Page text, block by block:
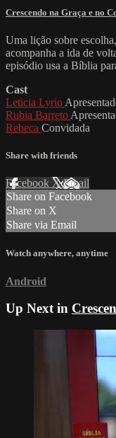
Crescendo na Graça e no
Uma lição sobre
acompanha a ida de
episódio usa a Bíblia
Cast
Leticia Lyrio
Rubia Barreto
Rebeca Convidada
Share with friends
Facebook XEmail
Share on Facebook
Share on X
Share via Email
Watch anywhere, anytime
Android
Up Next in